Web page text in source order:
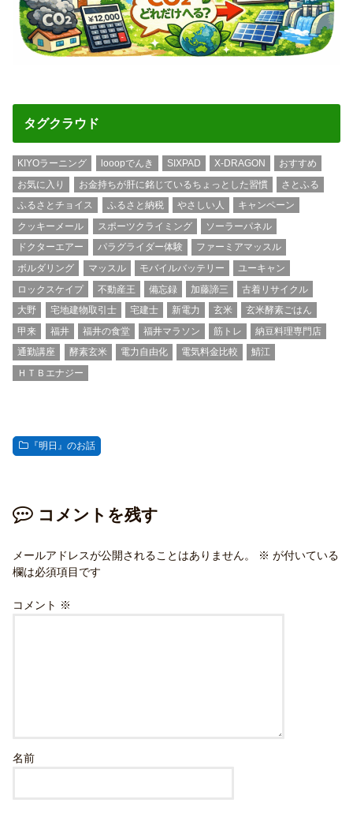
タグクラウド
KIYOラーニング looopでんき SIXPAD X-DRAGON
おすすめ
お気に入り
お金持ちが肝に銘じているちょっとした習慣
さとふる
ふるさとチョイス
ふるさと納税 やさしい人
キャンペーン
クッキーメール
スポーツクライミング
ソーラーパネル
ドクターエアー
パラグライダー体験
ファーミアマッスル
ボルダリング
マッスル モバイルバッテリー
ユーキャン
ロックスケイプ
不動産王 備忘録 加藤諦三
古着リサイクル
大野
宅地建物取引士 宅建士 新電力 玄米
玄米酵素ごはん
甲来
福井 福井の食堂 福井マラソン 筋トレ
納豆料理専門店
通勤講座
酵素玄米 電力自由化 電気料金比較
鯖江
ＨＴＢエナジー
『明日』のお話
コメントを残す
メールアドレスが公開されることはありません。 ※ が付いている
欄は必須項目です
コメント ※
名前